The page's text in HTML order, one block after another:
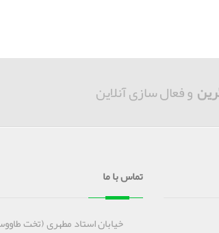
و فعال سازی آنلاین
تماس با ما
خیابان استاد مطهری (تخت